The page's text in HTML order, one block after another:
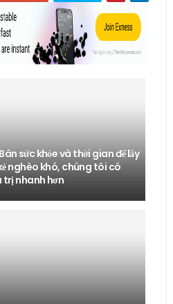
sức khỏe và thời gian để lấy
nghèo khó, chúng tôi có
trị nhanh hơn